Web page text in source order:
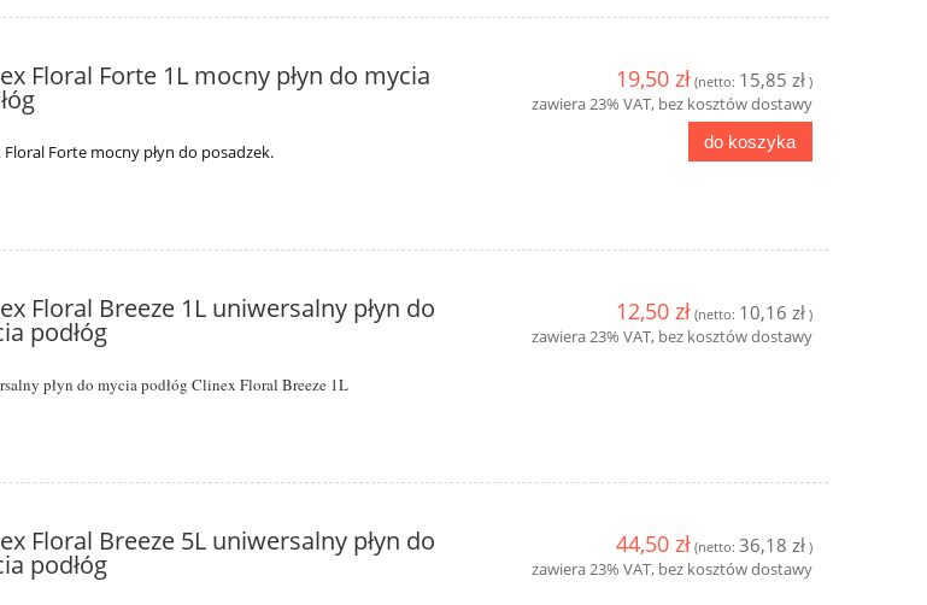
Floral Forte 1L mocny płyn do mycia
Floral Forte mocny płyn do posadzek.
19,50 zł (netto: 15,85 zł)
zawiera 23% VAT, bez kosztów dostawy
do koszyka
Floral Breeze 1L uniwersalny płyn do
podłóg
płyn do mycia podłóg Clinex Floral Breeze 1L
12,50 zł (netto: 10,16 zł)
zawiera 23% VAT, bez kosztów dostawy
Floral Breeze 5L uniwersalny płyn do
podłóg
44,50 zł (netto: 36,18 zł)
zawiera 23% VAT, bez kosztów dostawy